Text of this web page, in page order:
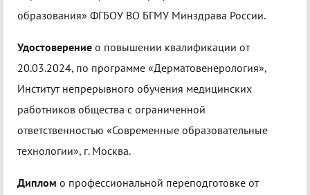
образования» ФГБОУ ВО БГМУ Минздрава России.
Удостоверение о повышении квалификации от
20.03.2024, по программе «Дерматовенерология»,
Институт непрерывного обучения медицинских
работников общества с ограниченной
ответственностью «Современные образовательные
технологии», г. Москва.
Диплом о профессиональной переподготовке от